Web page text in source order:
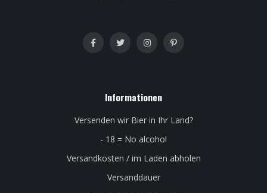
Informationen
Versenden wir Bier in Ihr Land?
- 18 = No alcohol
Versandkosten / im Laden abholen
Versanddauer